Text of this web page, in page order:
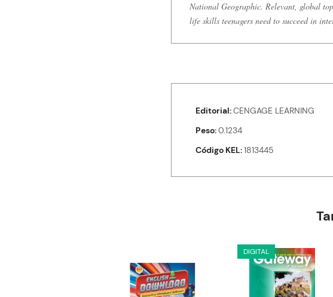
National Geographic. Relevant, global
life skills teenagers need to succeed in
Editorial CENGAGE LEARNING
Peso 0.1234
Código KEL 1813445
DIGITAL